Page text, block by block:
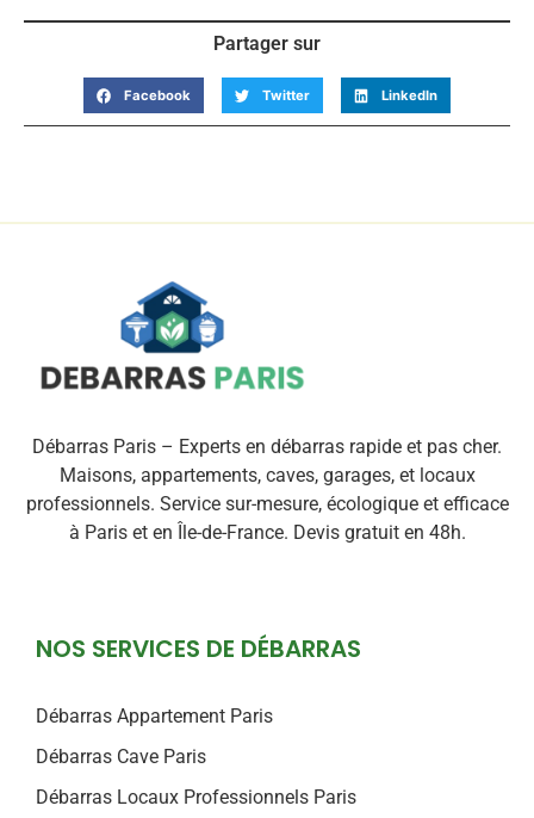
Partager sur
Facebook Twitter LinkedIn
Débarras Paris – Experts en débarras rapide et pas cher.
Maisons, appartements, caves, garages, et locaux
professionnels. Service sur-mesure, écologique et efficace
à Paris et en Île-de-France. Devis gratuit en 48h.
NOS SERVICES DE DÉBARRAS
Débarras Appartement Paris
Débarras Cave Paris
Débarras Locaux Professionnels Paris